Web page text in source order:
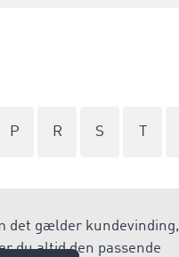
P R S
det gælder kundevinding,
du altid den passende